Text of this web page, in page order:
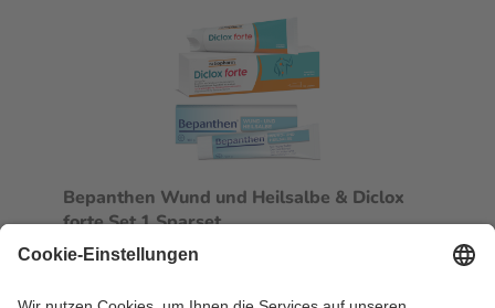
Bepanthen Wund und Heilsalbe & Diclox
forte Set 1 Sparset
1 Sparset
AVP:
46,97 €